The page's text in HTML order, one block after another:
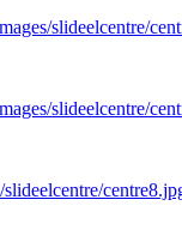
slideelcentre/
slideelcentre/